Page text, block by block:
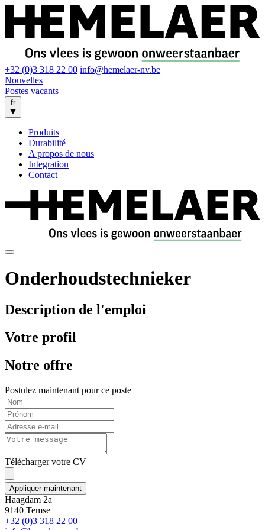
+32 (0)3 318 22 00 info@hemelaer-nv.be
Nouvelles
Postes vacants
fr
Produits
Durabilité
A propos de nous
Integration
Contact
Onderhoudstechnieker
Description de l'emploi
Votre profil
Notre offre
Postulez maintenant pour ce poste
Télécharger votre CV
Appliquer maintenant
Haagdam 2a
9140 Temse
+32 (0)3 318 22 00